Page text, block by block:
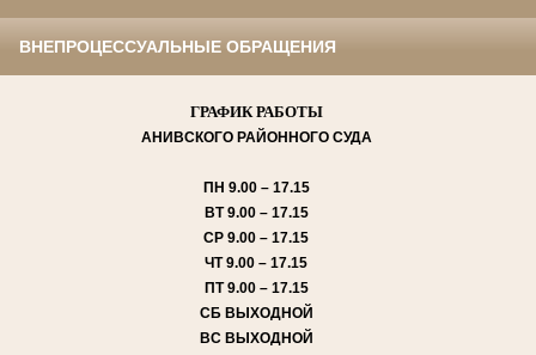
ВНЕПРОЦЕССУАЛЬНЫЕ ОБРАЩЕНИЯ
ГРАФИК РАБОТЫ
АНИВСКОГО РАЙОННОГО СУДА
ПН 9.00 – 17.15
ВТ9.00 – 17.15
СР 9.00 – 17.15
ЧТ9.00 – 17.15
ПТ9.00 – 17.15
СБ ВЫХОДНОЙ
ВС ВЫХОДНОЙ